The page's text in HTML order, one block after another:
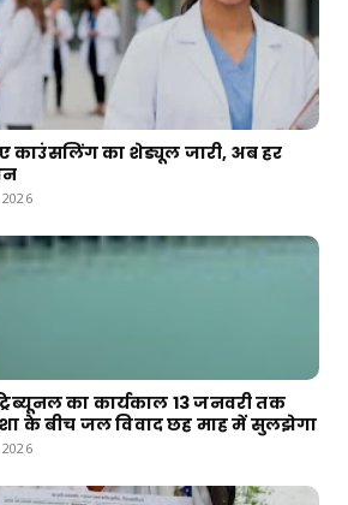
काउंसलिंग का शेड्यूल जारी, अब हर
का कार्यकाल 13 जनवरी तक
के बीच जल विवाद छह माह में सुलझेगा